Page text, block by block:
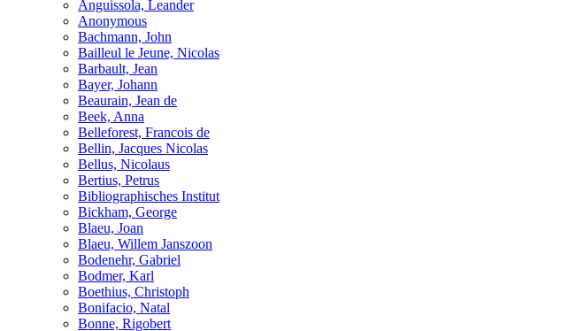
Anguissola, Leander
Anonymous
Bachmann, John
Bailleul le Jeune, Nicolas
Barbault, Jean
Bayer, Johann
Beaurain, Jean de
Beek, Anna
Belleforest, Francois de
Bellin, Jacques Nicolas
Bellus, Nicolaus
Bertius, Petrus
Bibliographisches Institut
Bickham, George
Blaeu, Joan
Blaeu, Willem Janszoon
Bodenehr, Gabriel
Bodmer, Karl
Boethius, Christoph
Bonifacio, Natal
Bonne, Rigobert